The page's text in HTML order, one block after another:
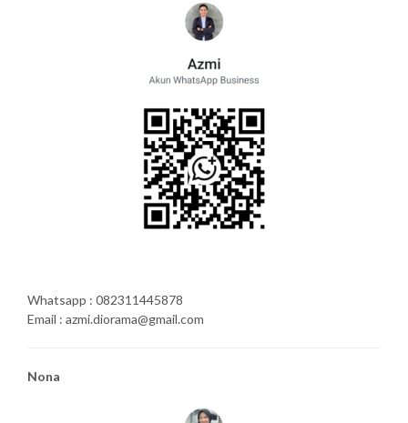
Whatsapp : 082311445878
Email : azmi.diorama@gmail.com
Nona